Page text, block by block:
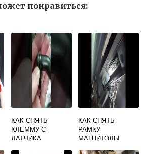
понравиться:
КАК СНЯТЬ
КЛЕММУ С
ДАТЧИКА
КАК СНЯТЬ
РАМКУ
МАГНИТОЛЫ